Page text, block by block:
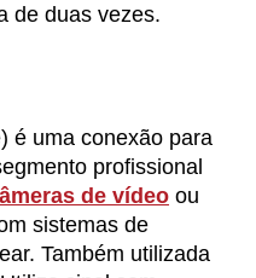
de duas vezes.
é uma conexão para
profissional
de vídeo ou
sistemas de
Também utilizada